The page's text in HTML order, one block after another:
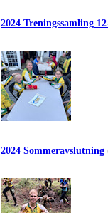
2024 Treningssamling
2024 Sommeravslutning